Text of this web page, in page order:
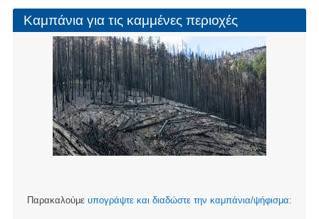
Καμπάνια για τις καμμένες περιοχές
Παρακαλούμε υπογράψτε και διαδώστε την καμπάνια/ψήφισμα: